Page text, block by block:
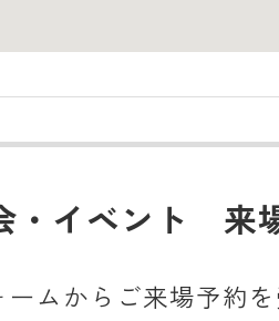
・イベント 来
ームからご来場予約